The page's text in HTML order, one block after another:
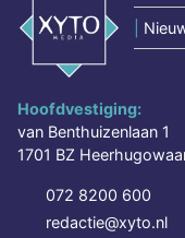
Hoofdvestiging:
van Benthuizenlaan 1
1701 BZ
072 8200 600
redactie@xyto.nl